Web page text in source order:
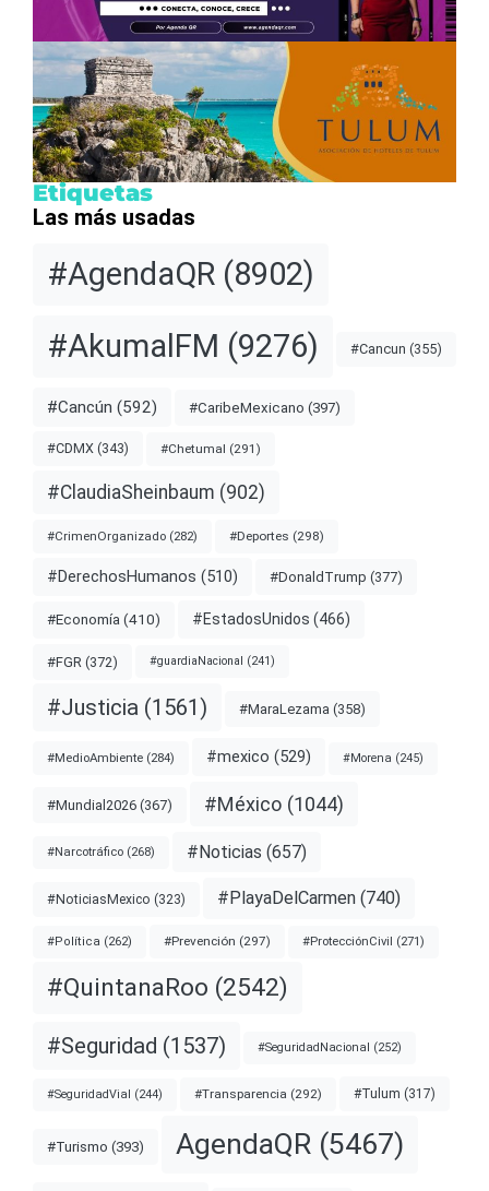
Etiquetas
Las más usadas
#AgendaQR (8902)
#AkumalFM (9276) #Cancun (355)
#Cancún (592) #CaribeMexicano (397)
#CDMX (343) #Chetumal (291)
#ClaudiaSheinbaum (902)
#CrimenOrganizado (282) #Deportes (298)
#DerechosHumanos (510) #DonaldTrump (377)
#Economía (410) #EstadosUnidos (466)
#FGR (372) #guardiaNacional (241)
#Justicia (1561) #MaraLezama (358)
#MedioAmbiente (284) #mexico (529) #Morena (245)
#Mundial2026 (367) #México (1044)
#Narcotráfico (268) #Noticias (657)
#NoticiasMexico (323) #PlayaDelCarmen (740)
#Política (262) #Prevención (297) #ProtecciónCivil (271)
#QuintanaRoo (2542)
#Seguridad (1537) #SeguridadNacional (252)
#SeguridadVial (244) #Transparencia (292) #Tulum (317)
#Turismo (393) AgendaQR (5467)